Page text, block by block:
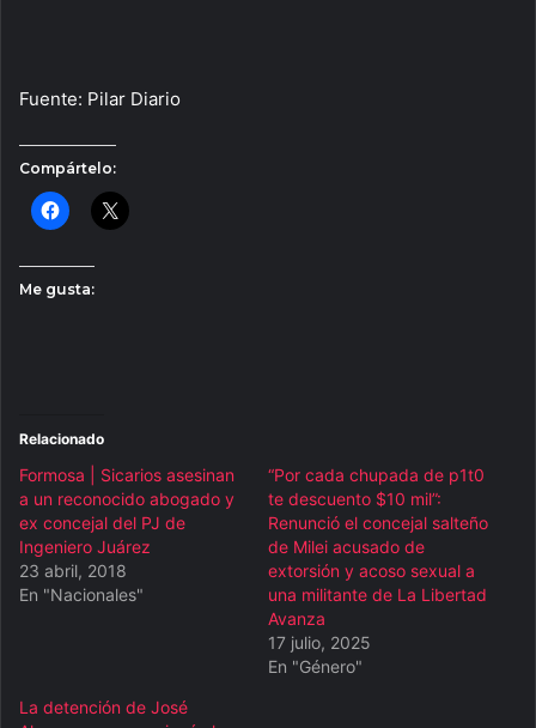
Fuente: Pilar Diario
Compártelo:
Me gusta:
Relacionado
Formosa | Sicarios asesinan
a un reconocido abogado y
ex concejal del PJ de
Ingeniero Juárez
23 abril, 2018
En "Nacionales"
“Por cada chupada de p1t0
te descuento $10 mil”:
Renunció el concejal salteño
de Milei acusado de
extorsión y acoso sexual a
una militante de La Libertad
Avanza
17 julio, 2025
En "Género"
La detención de José